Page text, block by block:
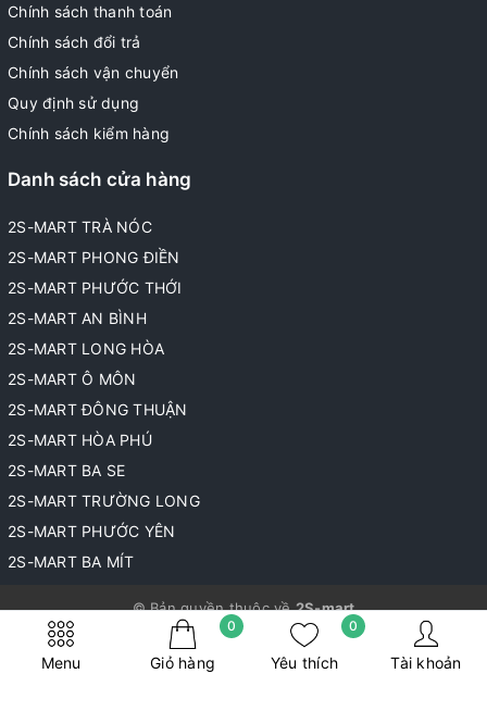
Menu Giỏ hàng
0
Yêu thích
0
Tài khoản
Chính sách thanh toán
Chính sách đổi trả
Chính sách vận chuyển
Quy định sử dụng
Chính sách kiểm hàng
Danh sách cửa hàng
2S-MART TRÀ NÓC
2S-MART PHONG ĐIỀN
2S-MART PHƯỚC THỚI
2S-MART AN BÌNH
2S-MART LONG HÒA
2S-MART Ô MÔN
2S-MART ĐÔNG THUẬN
2S-MART HÒA PHÚ
2S-MART BA SE
2S-MART TRƯỜNG LONG
2S-MART PHƯỚC YÊN
2S-MART BA MÍT
© Bản quyền thuộc về2S-mart
Cung cấp bởi
Sapo